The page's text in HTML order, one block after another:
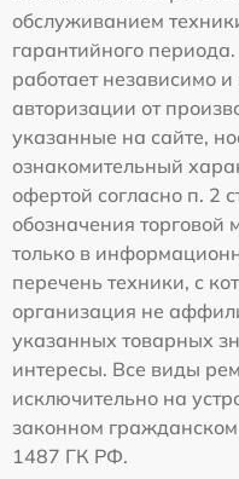
обслуживанием
гарантийного
работает независимо
авторизации от
указанные на сайте,
ознакомительный
офертой согласно п. 2
обозначения
только в
перечень техники, с
организация не
указанных товарных
интересы. Все виды
исключительно на
законном гражданском
1487 ГК РФ.